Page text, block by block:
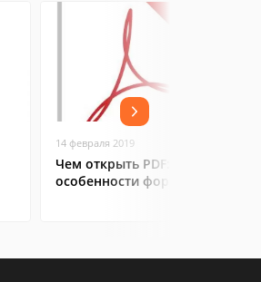
14 февраля 2019
Чем открыть PDF:
особенности формата